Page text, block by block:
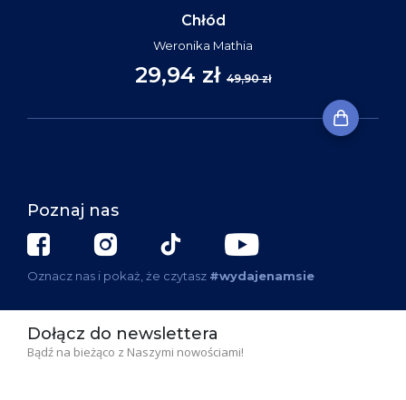
Chłód
Weronika Mathia
29,94 zł 49,90 zł
Poznaj nas
Oznacz nas i pokaż, że czytasz #wydajenamsie
Dołącz do newslettera
Bądź na bieżąco z Naszymi nowościami!